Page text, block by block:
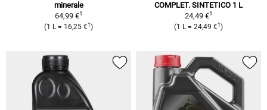
minerale
64,99 €1
(1 L = 16,25 €1 )
COMPLET. SINTETICO 1 L
24,49 €1
(1 L = 24,49 €1 )